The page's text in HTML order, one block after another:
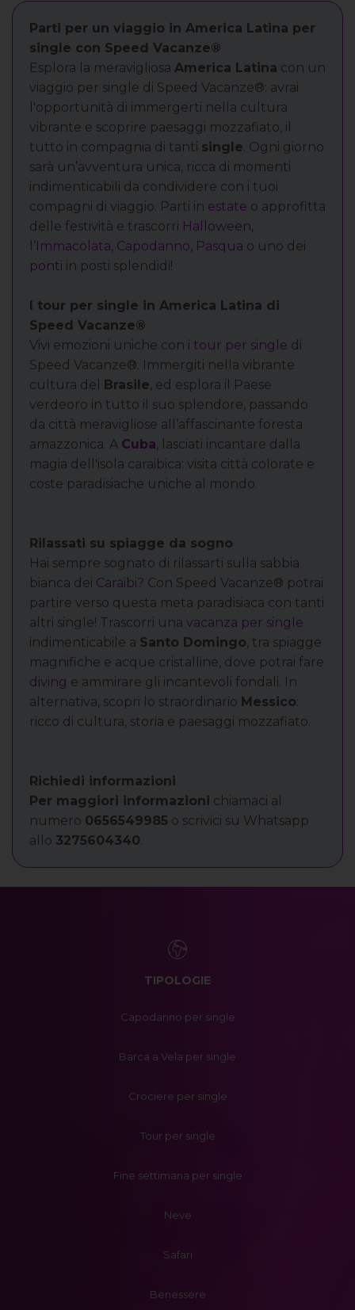
Parti per un viaggio in America Latina per
single con Speed Vacanze®
Esplora la meravigliosa America Latina con un
viaggio per single di Speed Vacanze®: avrai
l'opportunità di immergerti nella cultura
vibrante e scoprire paesaggi mozzafiato, il
tutto in compagnia di tanti single . Ogni giorno
sarà un’avventura unica, ricca di momenti
indimenticabili da condividere con i tuoi
compagni di viaggio. Parti in estate o approfitta
delle festività e trascorri Halloween
l’Immacolata Capodanno Pasqua o uno dei
ponti in posti splendidi!
I tour per single in America Latina di
Speed Vacanze®
Vivi emozioni uniche con i tour per single di
Speed Vacanze®. Immergiti nella vibrante
cultura del Brasile , ed esplora il Paese
verdeoro in tutto il suo splendore, passando
da città meravigliose all’affascinante foresta
amazzonica. A Cuba , lasciati incantare dalla
magia dell'isola caraibica: visita città colorate e
coste paradisiache uniche al mondo.
Rilassati su spiagge da sogno
Hai sempre sognato di rilassarti sulla sabbia
bianca dei Caraibi? Con Speed Vacanze® potrai
partire verso questa meta paradisiaca con tanti
altri single! Trascorri una vacanza per single
indimenticabile a Santo Domingo , tra spiagge
magnifiche e acque cristalline, dove potrai fare
diving e ammirare gli incantevoli fondali. In
alternativa, scopri lo straordinario Messico:
ricco di cultura, storia e paesaggi mozzafiato.
Richiedi informazioni
Per maggiori informazioni chiamaci al
numero 0656549985 o scrivici su Whatsapp
allo 3275604340
TIPOLOGIE
Capodanno per single
Barca a Vela per single
Crociere per single
Tour per single
Fine settimana per single
Neve
Safari
Benessere